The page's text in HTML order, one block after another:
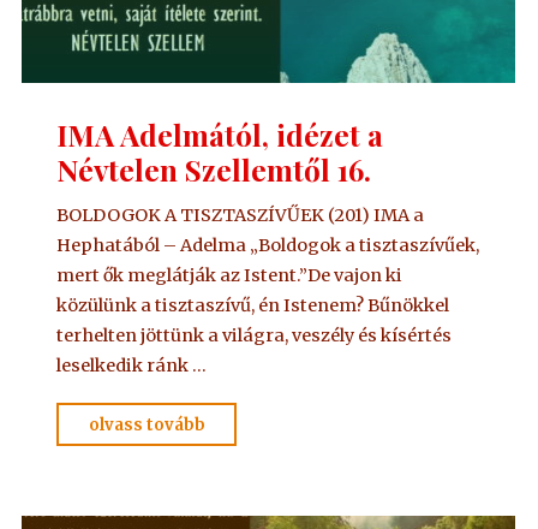
IMA Adelmától, idézet a
Névtelen Szellemtől 16.
BOLDOGOK A TISZTASZÍVŰEK (201) IMA a
Hephatából – Adelma „Boldogok a tisztaszívűek,
mert ők meglátják az Istent.”De vajon ki
közülünk a tisztaszívű, én Istenem? Bűnökkel
terhelten jöttünk a világra, veszély és kísértés
leselkedik ránk …
olvass tovább
Adelmától,
a